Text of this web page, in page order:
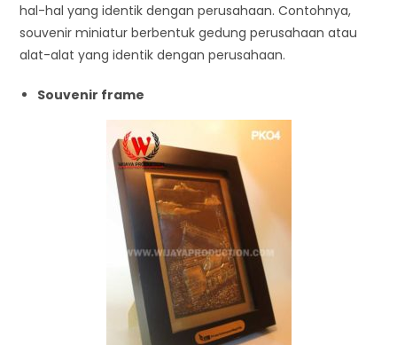
hal-hal yang identik dengan perusahaan. Contohnya,
souvenir miniatur berbentuk gedung perusahaan atau
alat-alat yang identik dengan perusahaan.
Souvenir frame